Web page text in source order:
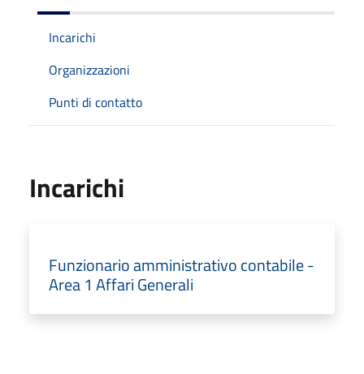
Incarichi
Organizzazioni
Punti di contatto
Incarichi
Funzionario amministrativo contabile -
Area 1 Affari Generali